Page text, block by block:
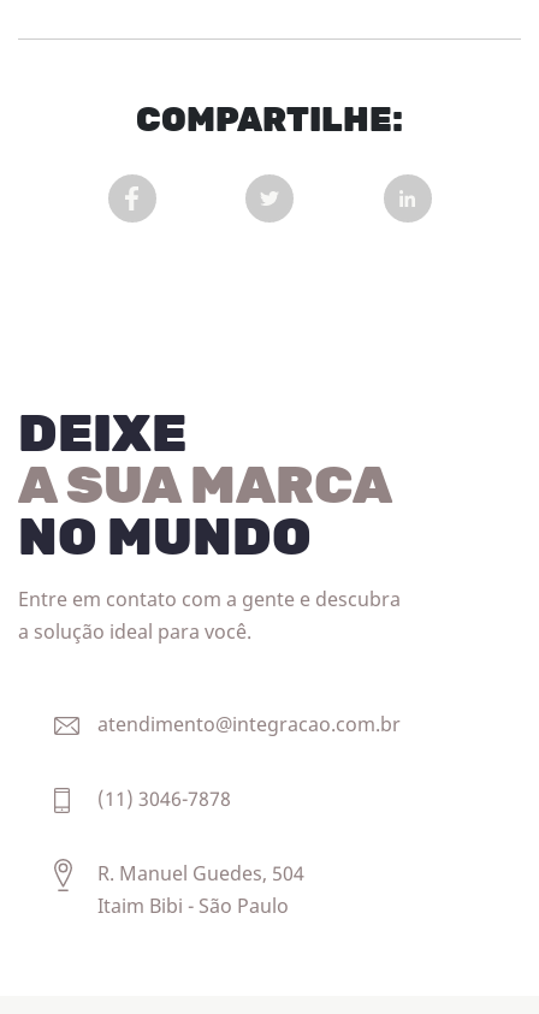
COMPARTILHE:
COMPARTILHAR POST NO FACEBOOK EM NOVA
COMPARTILHAR POST NO
DEIXE
A SUA MARCA
NO MUNDO
Entre em contato com a gente e descubra
a solução ideal para você.
atendimento@integracao.com.br
(11) 3046-7878
R. Manuel Guedes, 504
Itaim Bibi - São Paulo